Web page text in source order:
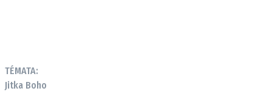
TÉMATA:
Jitka Boho